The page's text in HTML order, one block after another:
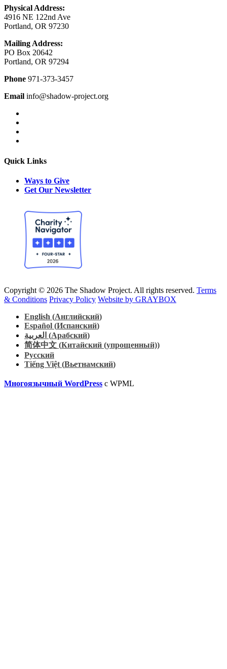
Physical Address:
4916 NE 122nd Ave
Portland, OR 97230
Mailing Address:
PO Box 20642
Portland, OR 97294
Phone 971-373-3457
Email info@shadow-project.org
Quick Links
Ways to Give
Get Our Newsletter
Copyright © 2026 The Shadow Project. All rights reserved. Terms
& Conditions Privacy Policy Website by GRAYBOX
English (Английский)
Español (Испанский)
العربية (Арабский)
简体中文 (Китайский (упрощенный))
Русский
Tiếng Việt (Вьетнамский)
Многоязычный WordPress с WPML